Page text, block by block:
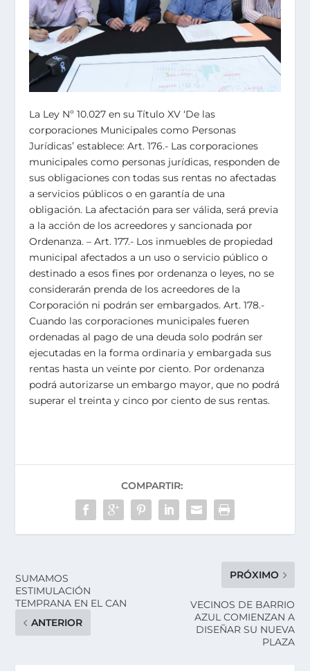
La Ley Nº 10.027 en su Título XV ‘De las
corporaciones Municipales como Personas
Jurídicas’ establece: Art. 176.- Las corporaciones
municipales como personas jurídicas, responden de
sus obligaciones con todas sus rentas no afectadas
a servicios públicos o en garantía de una
obligación. La afectación para ser válida, será previa
a la acción de los acreedores y sancionada por
Ordenanza. – Art. 177.- Los inmuebles de propiedad
municipal afectados a un uso o servicio público o
destinado a esos fines por ordenanza o leyes, no se
considerarán prenda de los acreedores de la
Corporación ni podrán ser embargados. Art. 178.-
Cuando las corporaciones municipales fueren
ordenadas al pago de una deuda solo podrán ser
ejecutadas en la forma ordinaria y embargada sus
rentas hasta un veinte por ciento. Por ordenanza
podrá autorizarse un embargo mayor, que no podrá
superar el treinta y cinco por ciento de sus rentas.
COMPARTIR:
SUMAMOS
ESTIMULACIÓN
TEMPRANA EN EL CAN
ANTERIOR
PRÓXIMO
VECINOS DE BARRIO
AZUL COMIENZAN A
DISEÑAR SU NUEVA
PLAZA